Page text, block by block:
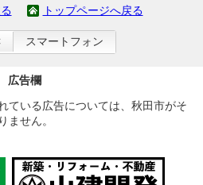
トップページへ戻る
スマートフォン
広告欄
ている広告については、秋田市がそ
ません。